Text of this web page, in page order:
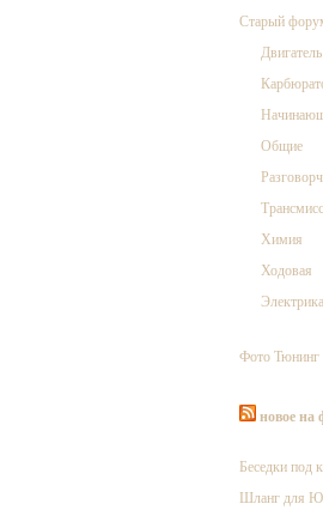
Старый
Двигатель
Общие
Химия
Ходовая
Электрика
Фото Тюнинг
новое на
Беседки под
Шланг для